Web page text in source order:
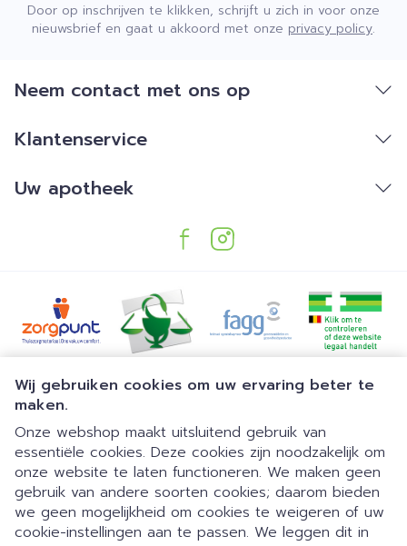
Wij gebruiken cookies om uw ervaring beter te
maken.
Onze webshop maakt uitsluitend gebruik van
essentiële cookies. Deze cookies zijn noodzakelijk om
onze website te laten functioneren. We maken geen
gebruik van andere soorten cookies; daarom bieden
we geen mogelijkheid om cookies te weigeren of uw
cookie-instellingen aan te passen. We leggen dit in
1 van 1
Gemakkelijk parkeren | 24/7
Door op inschrijven te klikken, schrijft u zich in voor onze
nieuwsbrief en gaat u akkoord met onze privacy policy.
Neem contact met ons op
Klantenservice
Uw apotheek
Juridische links